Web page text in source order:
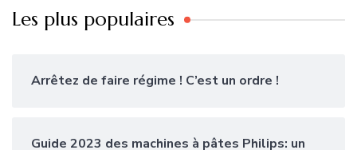
Les plus populaires
Arrêtez de faire régime ! C’est un ordre !
Guide 2023 des machines à pâtes Philips: un